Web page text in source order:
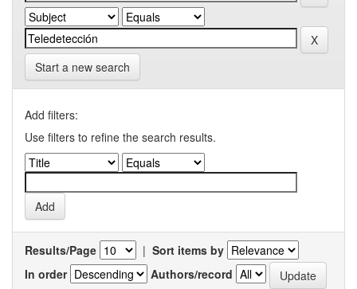
Start a new search
Add filters:
Use filters to refine the search results.
Results/Page | Sort items by
In order
Authors/record